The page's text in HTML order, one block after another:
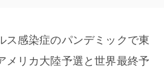
感染症のパンデミックで東
メリカ大陸予選と世界最終予